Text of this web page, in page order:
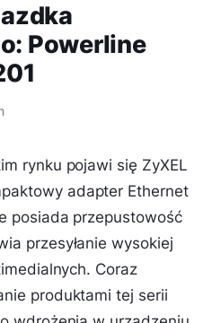
Powerline
rynku pojawi się ZyXEL
adapter Ethernet
posiada przepustowość
przesyłanie wysokiej
Coraz
produktami tej serii